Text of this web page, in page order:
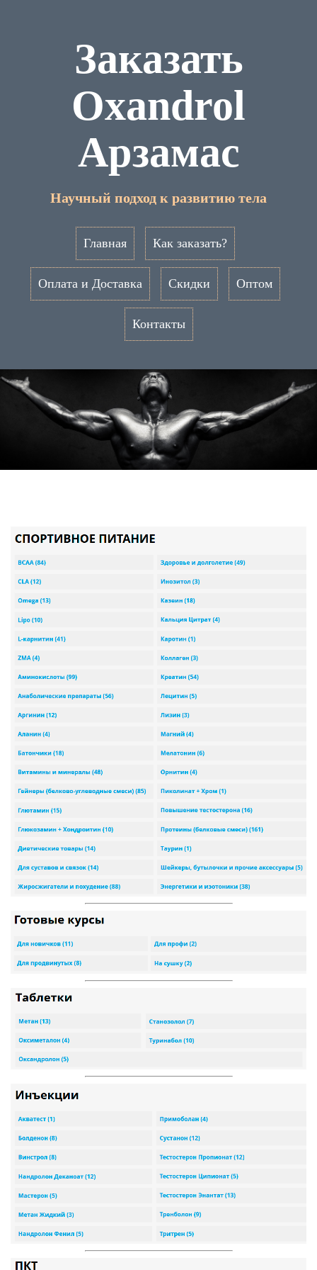
Заказать
Oxandrol
Арзамас
Научный подход к развитию тела
Главная Как заказать?
Оплата и Доставка Скидки Оптом
Контакты